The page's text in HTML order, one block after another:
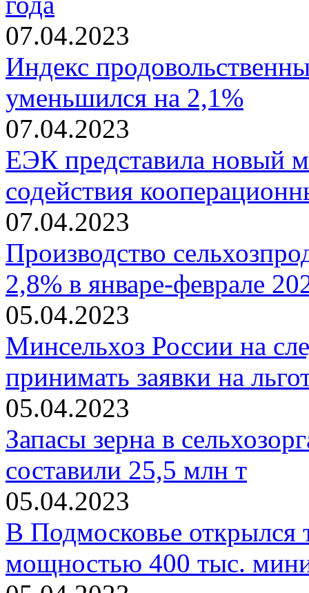
07.04.2023
Индекс
уменьшился на 2,1%
07.04.2023
ЕЭК представила новый
содействия
07.04.2023
Производство
2,8% в январе-феврале
05.04.2023
Минсельхоз России на
принимать заявки на
05.04.2023
Запасы зерна в
составили 25,5 млн т
05.04.2023
В Подмосковье открылся
мощностью 400 тыс. мини